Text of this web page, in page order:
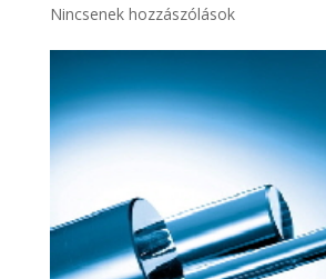
Nincsenek hozzászólások